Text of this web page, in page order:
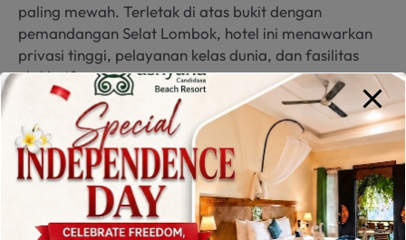
paling mewah. Terletak di atas bukit dengan
pemandangan Selat Lombok, hotel ini menawarkan
privasi tinggi, pelayanan kelas dunia, dan fasilitas
eksklusif.
Meski berada di segmen premium, Amankila tetap
masuk dalam daftarrekomendasi hotel Karangasem
Balibagi wisatawan yang ingin pengalaman
menginap tak terlupakan dan eksklusif.